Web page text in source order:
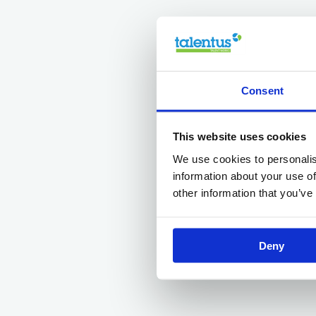
Consent
This website uses cookies
We use cookies to
information about your use
other information that
Deny